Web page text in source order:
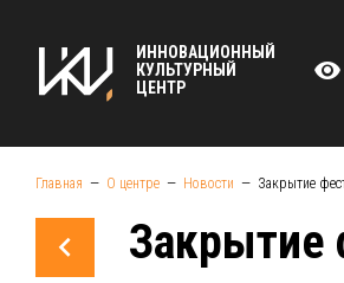
ИННОВАЦИОННЫЙ
КУЛЬТУРНЫЙ
ЦЕНТР
Главная О центре Новости Закрытие
Закрытие